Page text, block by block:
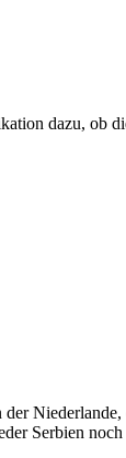
dazu, ob
Serbien